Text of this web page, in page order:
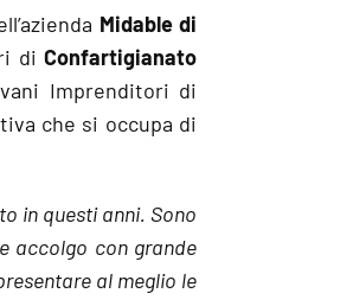
Midable di
di Confartigianato
Imprenditori di
che si occupa di
in questi anni. Sono
accolgo con grande
al meglio le